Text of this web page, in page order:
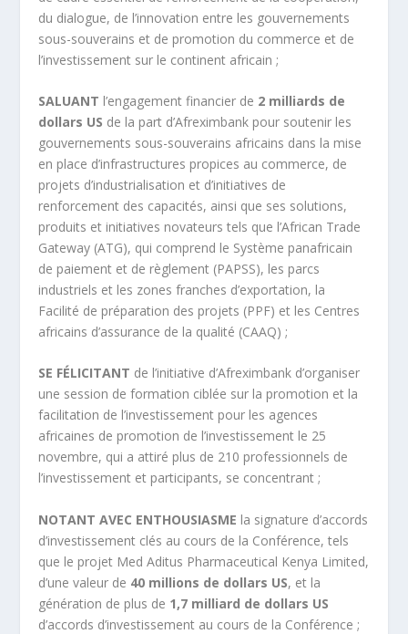
du dialogue, de l’innovation entre les gouvernements
sous-souverains et de promotion du commerce et de
l’investissement sur le continent africain ;
SALUANT l’engagement financier de 2 milliards de
dollars US de la part d’Afreximbank pour soutenir les
gouvernements sous-souverains africains dans la mise
en place d’infrastructures propices au commerce, de
projets d’industrialisation et d’initiatives de
renforcement des capacités, ainsi que ses solutions,
produits et initiatives novateurs tels que l’African Trade
Gateway (ATG), qui comprend le Système panafricain
de paiement et de règlement (PAPSS), les parcs
industriels et les zones franches d’exportation, la
Facilité de préparation des projets (PPF) et les Centres
africains d’assurance de la qualité (CAAQ) ;
SE FÉLICITANT de l’initiative d’Afreximbank d’organiser
une session de formation ciblée sur la promotion et la
facilitation de l’investissement pour les agences
africaines de promotion de l’investissement le 25
novembre, qui a attiré plus de 210 professionnels de
l’investissement et participants, se concentrant ;
NOTANT AVEC ENTHOUSIASME la signature d’accords
d’investissement clés au cours de la Conférence, tels
que le projet Med Aditus Pharmaceutical Kenya Limited,
d’une valeur de 40 millions de dollars US, et la
génération de plus de 1,7 milliard de dollars US
d’accords d’investissement au cours de la Conférence ;